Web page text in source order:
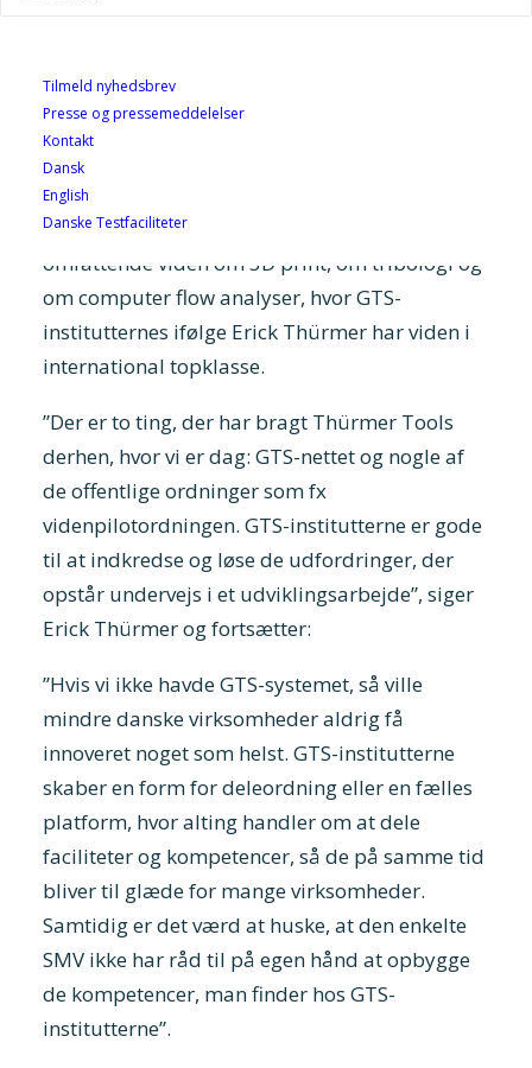
Tilmeld nyhedsbrev
Presse og pressemeddelelser
Kontakt
Dansk
English
Danske Testfaciliteter
at være hårdt ramt af den seneste økonomiske
krise satsede virksomheden alt på en
gennemgribende digitalisering og omlægning
af produktionen. Undervejs i dette arbejdet har
virksomheden især haft glæde af GTS-nettets
omfattende viden om 3D print, om tribologi og
om computer flow analyser, hvor GTS-
institutternes ifølge Erick Thürmer har viden i
international topklasse.
”Der er to ting, der har bragt Thürmer Tools
derhen, hvor vi er dag: GTS-nettet og nogle af
de offentlige ordninger som fx
videnpilotordningen. GTS-institutterne er gode
til at indkredse og løse de udfordringer, der
opstår undervejs i et udviklingsarbejde”, siger
Erick Thürmer og fortsætter:
”Hvis vi ikke havde GTS-systemet, så ville
mindre danske virksomheder aldrig få
innoveret noget som helst. GTS-institutterne
skaber en form for deleordning eller en fælles
platform, hvor alting handler om at dele
faciliteter og kompetencer, så de på samme tid
bliver til glæde for mange virksomheder.
Samtidig er det værd at huske, at den enkelte
SMV ikke har råd til på egen hånd at opbygge
de kompetencer, man finder hos GTS-
institutterne”.